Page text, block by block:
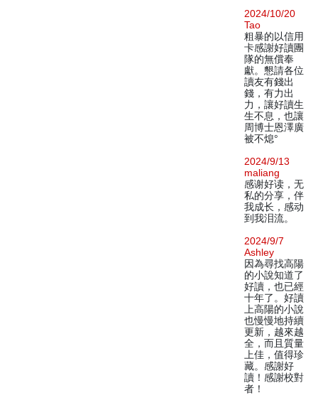
2024/10/20
Tao
粗暴的以信用
卡感謝好讀團
隊的無償奉
獻。懇請各位
讀友有錢出
錢，有力出
力，讓好讀生
生不息，也讓
周博士恩澤廣
被不熄°
2024/9/13
maliang
感谢好读，无
私的分享，伴
我成长，感动
到我泪流。
2024/9/7
Ashley
因為尋找高陽
的小說知道了
好讀，也已經
十年了。好讀
上高陽的小說
也慢慢地持續
更新，越來越
全，而且質量
上佳，值得珍
藏。感謝好
讀！感謝校對
者！